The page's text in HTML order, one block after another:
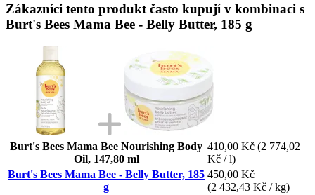
Zákazníci tento produkt často kupují v kombinaci s
Burt's Bees Mama Bee - Belly Butter, 185 g
Burt's Bees Mama Bee Nourishing Body
Oil, 147,80 ml
410,00 Kč (2 774,02
Kč / l)
Burt's Bees Mama Bee - Belly Butter, 185
g
450,00 Kč
(2 432,43 Kč / kg)